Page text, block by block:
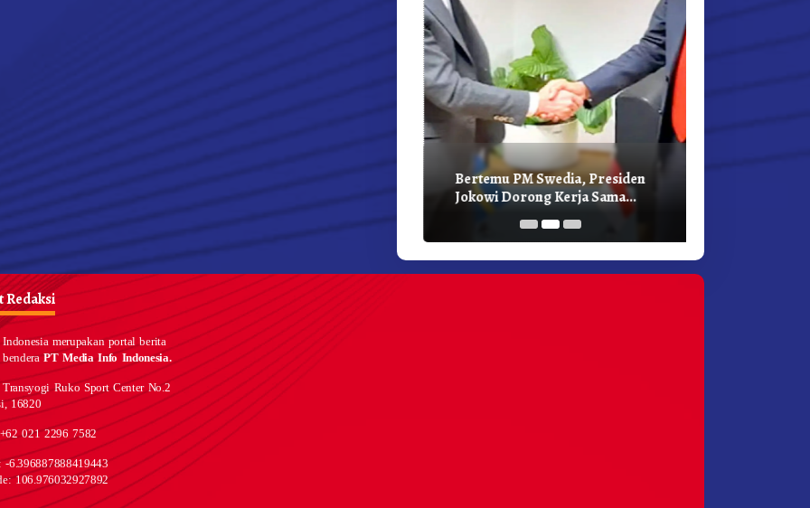
Bertemu PM Swedia, Presiden
Jokowi Dorong Kerja Sama
Pembangunan Hijau
Redaksi
Indonesia merupakan portal berita
benderaPT Media Info Indonesia.
Ruko Sport Center No.2
16820
021 2296 7582
-6.396887888419443
106.976032927892